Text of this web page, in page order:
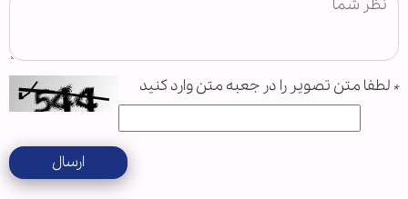
* لطفا متن تصویر را در جعبه متن وارد کنید
ارسال